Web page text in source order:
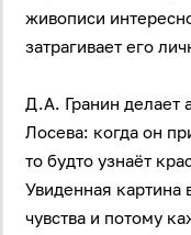
живописи
затрагивает его
Д.А. Гранин делает
Лосева: когда он
то будто узнаёт
Увиденная картина
чувства и потому